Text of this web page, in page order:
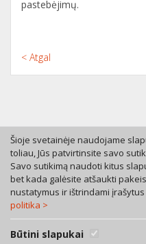
pastebėjimų.
< Atgal
Tel. +370 46 246630
Mob. +370 616 53055
A. Rotundo g. 5, LT-
Bendra teisinių
Privatumo politika
Šioje svetainėje naudojame
toliau, Jūs patvirtinsite savo
Savo sutikimą naudoti kitus
bet kada galėsite atšaukti
nustatymus ir ištrindami
politika >
Būtini slapukai